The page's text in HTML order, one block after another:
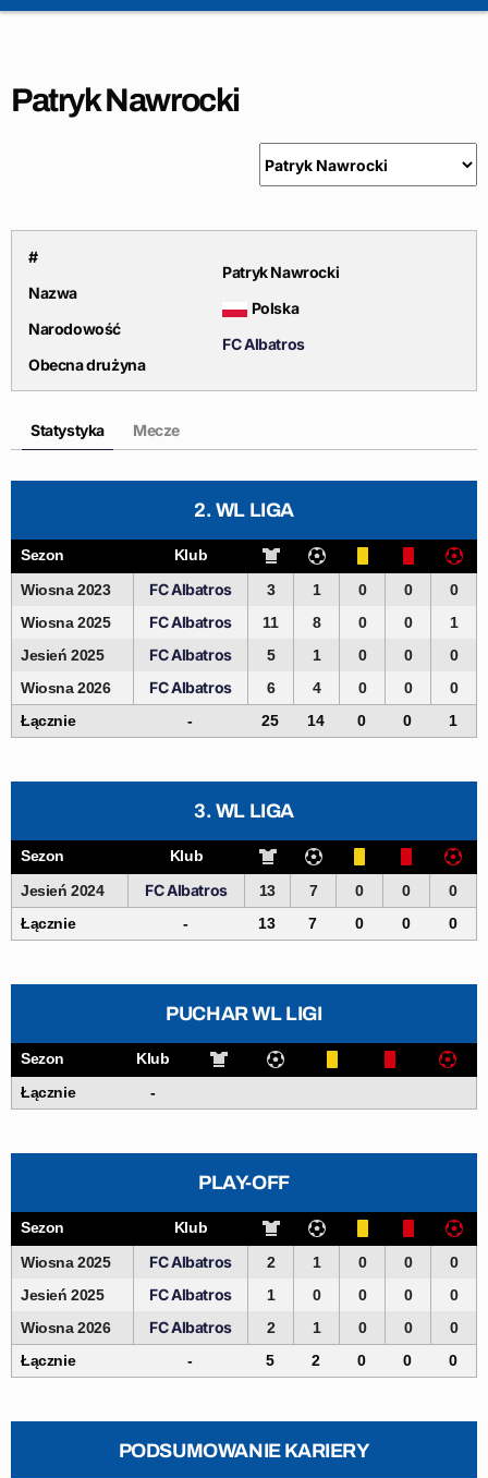
Patryk Nawrocki
#
Nazwa
Patryk Nawrocki
Narodowość
Polska
Obecna drużyna
FC Albatros
Statystyka Mecze
2. WL LIGA
Sezon
Klub
Wiosna 2023
FC Albatros 3 1 0 0
0
Wiosna 2025
FC Albatros 11 8 0 0
1
Jesień 2025
FC Albatros 5 1 0 0
0
Wiosna 2026
FC Albatros 6 4 0 0
0
Łącznie
- 25 14 0 0 1
3. WL LIGA
Sezon
Klub
Jesień 2024
FC Albatros 13 7 0 0
0
Łącznie
- 13 7 0 0 0
PUCHAR WL LIGI
Sezon
Klub
Łącznie
-
PLAY-OFF
Sezon
Klub
Wiosna 2025
FC Albatros 2 1 0 0
0
Jesień 2025
FC Albatros 1 0 0 0
0
Wiosna 2026
FC Albatros 2 1 0 0
0
Łącznie
- 5 2 0 0 0
PODSUMOWANIE KARIERY